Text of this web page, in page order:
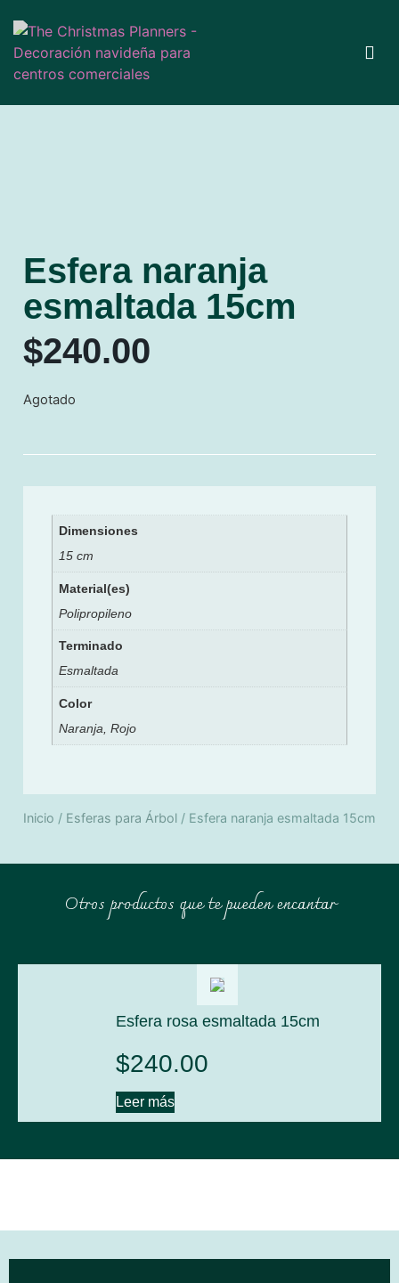
Esfera naranja
esmaltada 15cm
$240.00
Agotado
Dimensiones
15 cm
Material(es)
Polipropileno
Terminado
Esmaltada
Color
Naranja, Rojo
Inicio / Esferas para Árbol / Esfera naranja esmaltada 15cm
Otros productos que te pueden encantar
Esfera rosa esmaltada 15cm
$240.00
Leer más